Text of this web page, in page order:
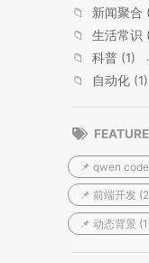
📁
新闻聚合
📁
生活常识
📁
科普 (1)
📁
自动化 (1)
📌 qwen
📌 前端开发
📌 动态背景